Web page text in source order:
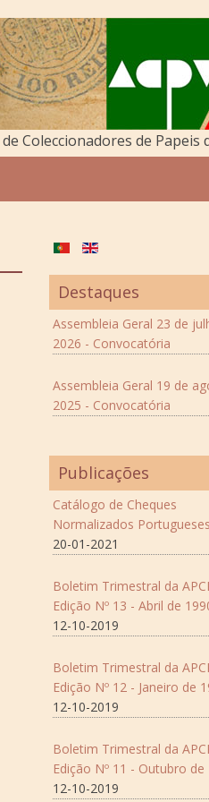
Coleccionadores de Papeis
Destaques
Assembleia Geral 23 de
2026 - Convocatória
Assembleia Geral 19 de
2025 - Convocatória
Publicações
Catálogo de Cheques
Normalizados Portugueses
20-01-2021
Boletim Trimestral da
Edição Nº 13 - Abril de
12-10-2019
Boletim Trimestral da
Edição Nº 12 - Janeiro de
12-10-2019
Boletim Trimestral da
Edição Nº 11 - Outubro de
12-10-2019